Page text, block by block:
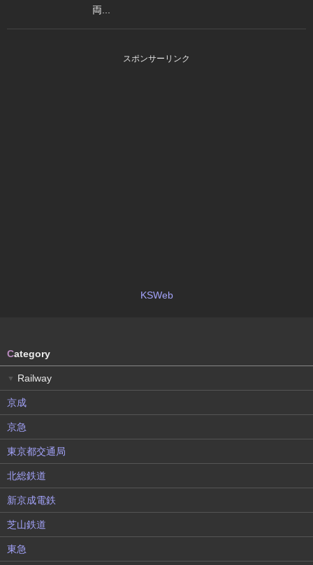
両...
スポンサーリンク
KSWeb
Category
▼ Railway
京成
京急
東京都交通局
北総鉄道
新京成電鉄
芝山鉄道
東急